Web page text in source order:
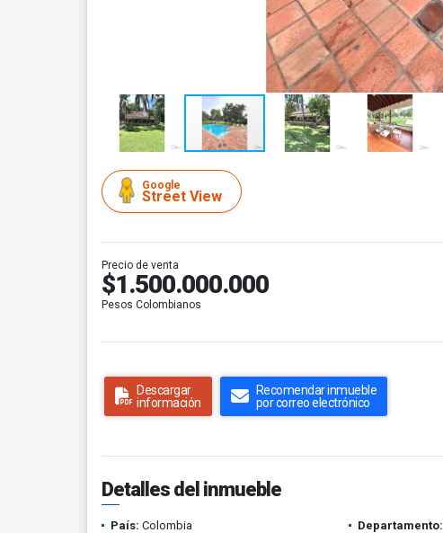
Google
Street View
Precio de venta
$1.500.000.000
Pesos Colombianos
Descargar
información
Recomendar inmueble
por correo electrónico
Detalles del inmueble
País: Colombia Departamento: